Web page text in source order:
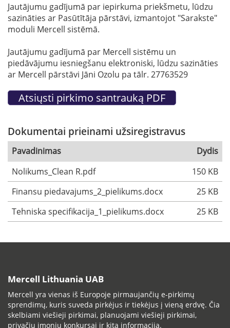
Jautājumu gadījumā par iepirkuma priekšmetu, lūdzu
sazināties ar Pasūtītāja pārstāvi, izmantojot "Sarakste"
moduli Mercell sistēmā.
Jautājumu gadījumā par Mercell sistēmu un
piedāvājumu iesniegšanu elektroniski, lūdzu sazināties
ar Mercell pārstāvi Jāni Ozolu pa tālr. 27763529
Dokumentai prieinami užsiregistravus
Pavadinimas
Dydis
Nolikums_Clean R.pdf
150 KB
Finansu piedavajums_2_pielikums.docx
25 KB
Tehniska specifikacija_1_pielikums.docx
25 KB
Mercell Lithuania UAB
Mercell yra vienas iš Europoje pirmaujančių e-pirkimų
sprendimų, kuris suveda pirkėjus ir tiekėjus į vieną erdvę. Čia
skelbiami viešieji pirkimai, planuojami viešieji pirkimai,
privačių įmonių konkursai ir kita informacija.